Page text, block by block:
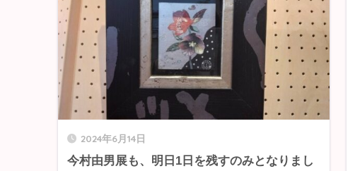
2024年6月14日
今村由男展も、明日1日を残すのみとなりまし